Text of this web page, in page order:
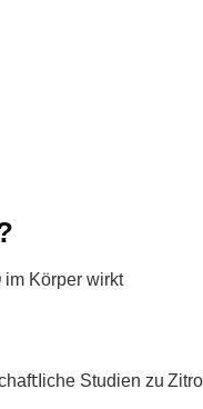
im Körper wirkt
Studien zu